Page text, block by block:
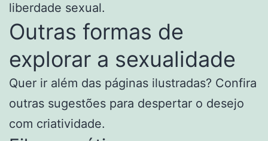
liberdade sexual.
Outras formas de
explorar a sexualidade
Quer ir além das páginas ilustradas? Confira
outras sugestões para despertar o desejo
com criatividade.